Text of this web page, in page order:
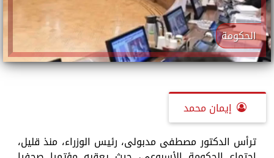
الحكومة
إيمان محمد
ترأس الدكتور مصطفى مدبولى، رئيس الوزراء، منذ قليل،